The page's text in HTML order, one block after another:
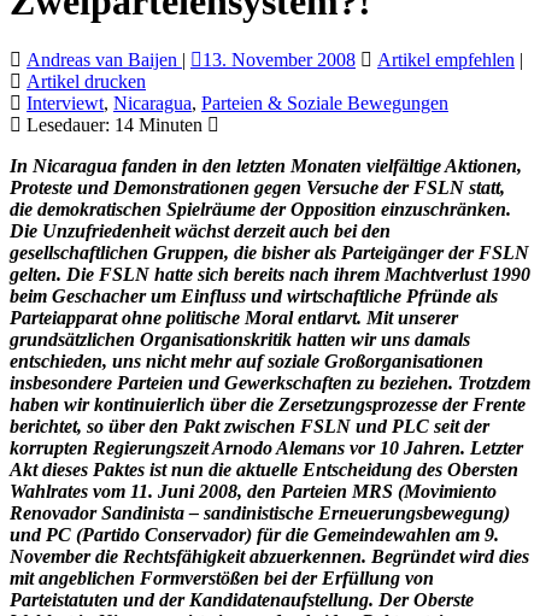
Andreas van Baijen | 13. November 2008 Artikel empfehlen |
Artikel drucken
Interviewt, Nicaragua, Parteien & Soziale Bewegungen
Lesedauer: 14 Minuten
In Nicaragua fanden in den letzten Monaten vielfältige Aktionen,
Proteste und Demonstrationen gegen Versuche der FSLN statt,
die demokratischen Spielräume der Opposition einzuschränken.
Die Unzufriedenheit wächst derzeit auch bei den
gesellschaftlichen Gruppen, die bisher als Parteigänger der FSLN
gelten. Die FSLN hatte sich bereits nach ihrem Machtverlust 1990
beim Geschacher um Einfluss und wirtschaftliche Pfründe als
Parteiapparat ohne politische Moral entlarvt. Mit unserer
grundsätzlichen Organisationskritik hatten wir uns damals
entschieden, uns nicht mehr auf soziale Großorganisationen
insbesondere Parteien und Gewerkschaften zu beziehen. Trotzdem
haben wir kontinuierlich über die Zersetzungsprozesse der Frente
berichtet, so über den Pakt zwischen FSLN und PLC seit der
korrupten Regierungszeit Arnodo Alemans vor 10 Jahren. Letzter
Akt dieses Paktes ist nun die aktuelle Entscheidung des Obersten
Wahlrates vom 11. Juni 2008, den Parteien MRS (Movimiento
Renovador Sandinista – sandinistische Erneuerungsbewegung)
und PC (Partido Conservador) für die Gemeindewahlen am 9.
November die Rechtsfähigkeit abzuerkennen. Begründet wird dies
mit angeblichen Formverstößen bei der Erfüllung von
Parteistatuten und der Kandidatenaufstellung. Der Oberste